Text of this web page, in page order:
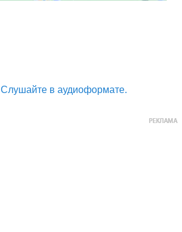
Слушайте в аудиоформате.